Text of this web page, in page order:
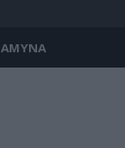
ΑΜΥΝΑ